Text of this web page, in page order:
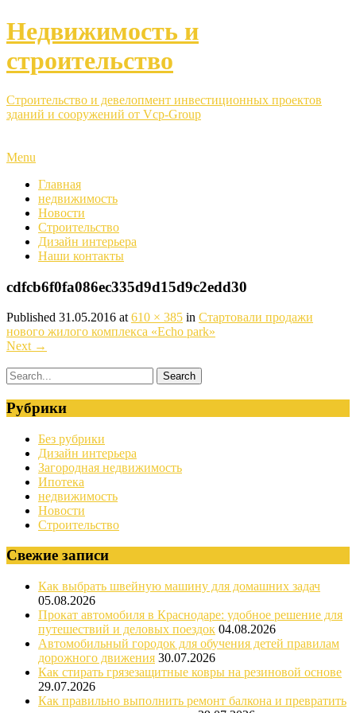
Недвижимость и
строительство
Строительство и девелопмент инвестиционных проектов
зданий и сооружений от Vcp-Group
Menu
Главная
недвижимость
Новости
Строительство
Дизайн интерьера
Наши контакты
cdfcb6f0fa086ec335d9d15d9c2edd30
Published 31.05.2016 at 610 × 385 in Стартовали продажи
нового жилого комплекса «Echo park»
Next →
Рубрики
Без рубрики
Дизайн интерьера
Загородная недвижимость
Ипотека
недвижимость
Новости
Строительство
Свежие записи
Как выбрать швейную машину для домашних задач
05.08.2026
Прокат автомобиля в Краснодаре: удобное решение для
путешествий и деловых поездок 04.08.2026
Автомобильный городок для обучения детей правилам
дорожного движения 30.07.2026
Как стирать грязезащитные ковры на резиновой основе
29.07.2026
Как правильно выполнить ремонт балкона и превратить